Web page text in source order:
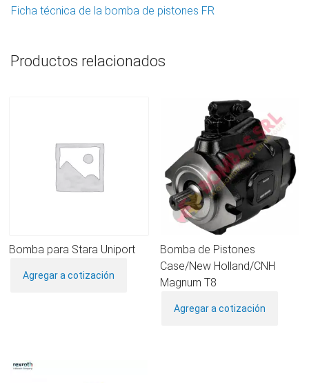
Ficha técnica de la bomba de pistones FR
Productos relacionados
Bomba para Stara Uniport
Agregar a cotización
Bomba de Pistones
Case/New Holland/CNH
Magnum T8
Agregar a cotización